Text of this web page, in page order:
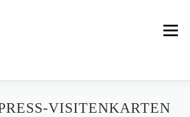
Menü
UNSERE PRODUKTE
VISITENKARTEN